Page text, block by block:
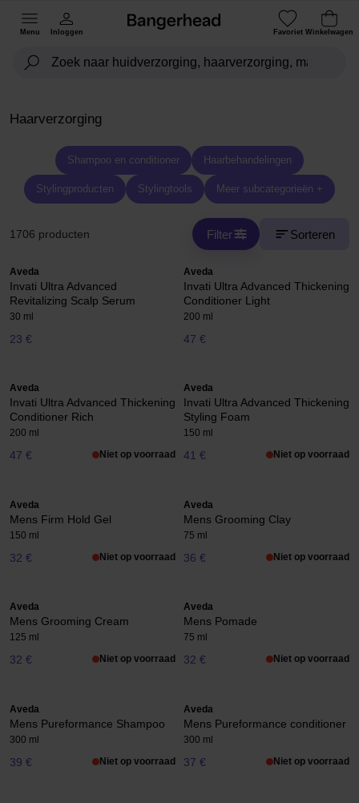
Menu Inloggen Favoriet Winkelwagen
Haarverzorging
Shampoo en conditioner Haarbehandelingen
Stylingproducten Stylingtools Meer subcategorieën +
1706 producten Filter Sorteren
Aveda
Invati Ultra Advanced
Revitalizing Scalp Serum
30 ml
23 €
Aveda
Invati Ultra Advanced Thickening
Conditioner Light
200 ml
47 €
Aveda
Invati Ultra Advanced Thickening
Conditioner Rich
200 ml
47 € Niet op voorraad
Aveda
Invati Ultra Advanced Thickening
Styling Foam
150 ml
41 € Niet op voorraad
Aveda
Mens Firm Hold Gel
150 ml
32 € Niet op voorraad
Aveda
Mens Grooming Clay
75 ml
36 € Niet op voorraad
Aveda
Mens Grooming Cream
125 ml
32 € Niet op voorraad
Aveda
Mens Pomade
75 ml
32 € Niet op voorraad
Aveda
Mens Pureformance Shampoo
300 ml
39 € Niet op voorraad
Aveda
Mens Pureformance conditioner
300 ml
37 € Niet op voorraad